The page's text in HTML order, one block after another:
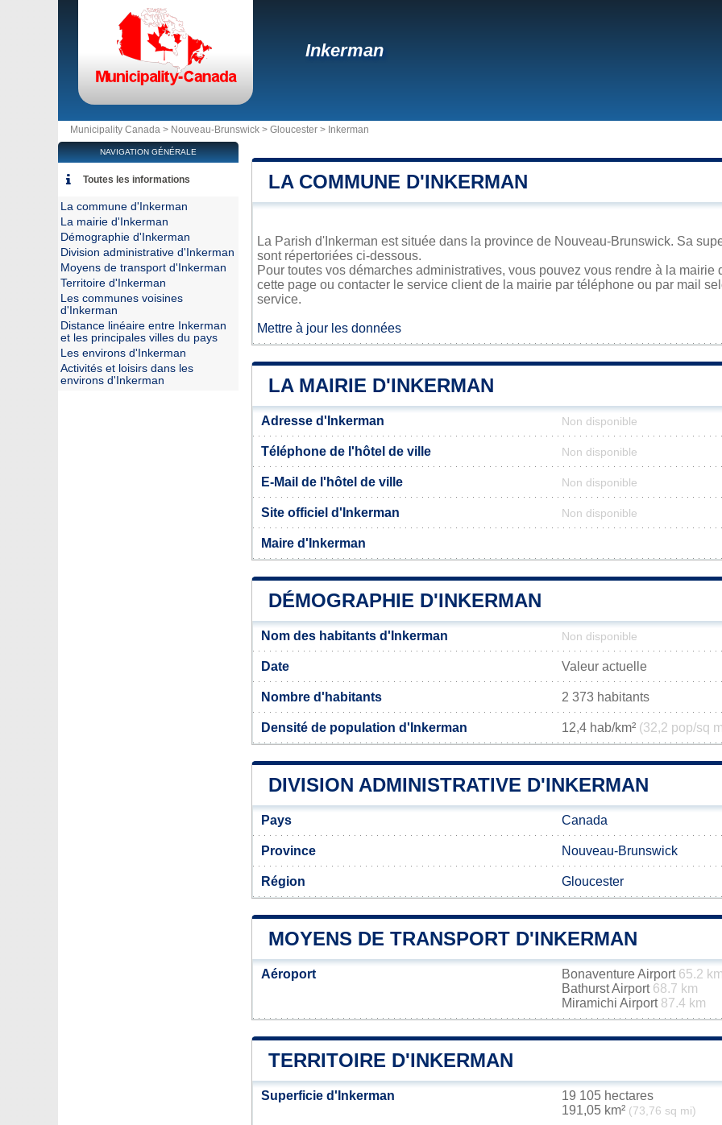
Inkerman
Municipality Canada > Nouveau-Brunswick > Gloucester > Inkerman
LA COMMUNE D'INKERMAN
La Parish d'Inkerman est située dans la province de Nouveau-Brunswick. Sa
sont répertoriées ci-dessous.
Pour toutes vos démarches administratives, vous pouvez vous rendre à la
cette page ou contacter le service client de la mairie par téléphone ou par mail
service.
Mettre à jour les données
LA MAIRIE D'INKERMAN
Adresse d'Inkerman Non disponible
Téléphone de l'hôtel de ville Non disponible
E-Mail de l'hôtel de ville Non disponible
Site officiel d'Inkerman Non disponible
Maire d'Inkerman
DÉMOGRAPHIE D'INKERMAN
Nom des habitants d'Inkerman Non disponible
Date Valeur actuelle
Nombre d'habitants 2 373 habitants
Densité de population d'Inkerman 12,4 hab/km² (32,2 pop/sq
DIVISION ADMINISTRATIVE D'INKERMAN
Pays Canada
Province Nouveau-Brunswick
Région Gloucester
MOYENS DE TRANSPORT D'INKERMAN
Aéroport Bonaventure Airport 65.2
Bathurst Airport 68.7 km
Miramichi Airport 87.4 km
TERRITOIRE D'INKERMAN
Superficie d'Inkerman
19 105 hectares
191,05 km² (73,76 sq mi)
NAVIGATION GÉNÉRALE
Toutes les informations
La commune d'Inkerman
La mairie d'Inkerman
Démographie d'Inkerman
Division administrative d'Inkerman
Moyens de transport d'Inkerman
Territoire d'Inkerman
Les communes voisines
d'Inkerman
Distance linéaire entre Inkerman
et les principales villes du pays
Les environs d'Inkerman
Activités et loisirs dans les
environs d'Inkerman